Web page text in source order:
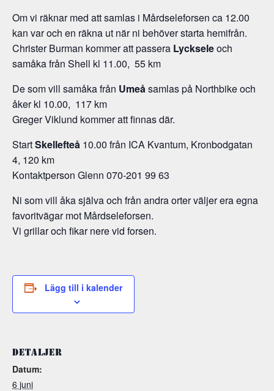
Om vi räknar med att samlas i Mårdseleforsen ca 12.00
kan var och en räkna ut när ni behöver starta hemifrån.
Christer Burman kommer att passera Lyckseleoch
samåka från Shell kl 11.00, 55 km
De som vill samåka från Umeåsamlas på Northbike och
åker kl 10.00, 117 km
Greger Viklund kommer att finnas där.
StartSkellefteå 10.00 från ICA Kvantum, Kronbodgatan
4, 120 km
Kontaktperson Glenn 070-201 99 63
Ni som vill åka själva och från andra orter väljer era egna
favoritvägar mot Mårdseleforsen.
Vi grillar och fikar nere vid forsen.
Lägg till i kalender
DETALJER
Datum:
6 juni